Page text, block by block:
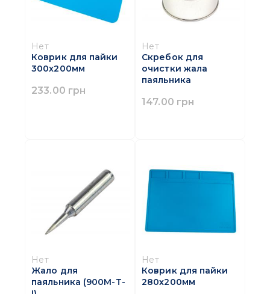
Нет
Коврик для пайки
300х200мм
233.00 грн
Нет
Скребок для
очистки жала
паяльника
147.00 грн
Нет
Жало для
паяльника (900M-T-
Нет
Коврик для пайки
280х200мм